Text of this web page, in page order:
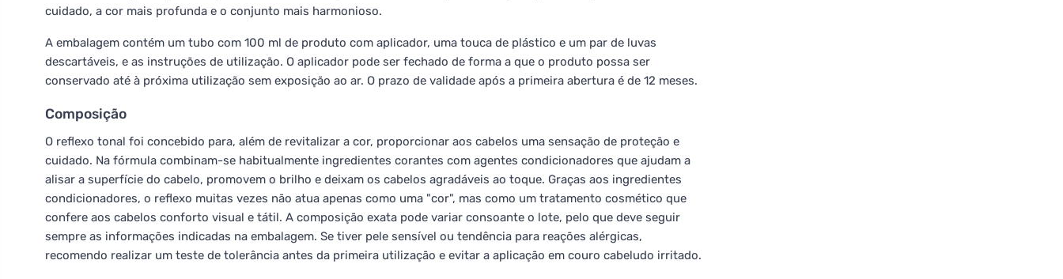
cuidado, a cor mais profunda e o conjunto mais harmonioso.
A embalagem contém um tubo com 100 ml de produto com aplicador, uma touca de plástico e um par de luvas
descartáveis, e as instruções de utilização. O aplicador pode ser fechado de forma a que o produto possa ser
conservado até à próxima utilização sem exposição ao ar. O prazo de validade após a primeira abertura é de 12 meses.
Composição
O reflexo tonal foi concebido para, além de revitalizar a cor, proporcionar aos cabelos uma sensação de proteção e
cuidado. Na fórmula combinam-se habitualmente ingredientes corantes com agentes condicionadores que ajudam a
alisar a superfície do cabelo, promovem o brilho e deixam os cabelos agradáveis ao toque. Graças aos ingredientes
condicionadores, o reflexo muitas vezes não atua apenas como uma "cor", mas como um tratamento cosmético que
confere aos cabelos conforto visual e tátil. A composição exata pode variar consoante o lote, pelo que deve seguir
sempre as informações indicadas na embalagem. Se tiver pele sensível ou tendência para reações alérgicas,
recomendo realizar um teste de tolerância antes da primeira utilização e evitar a aplicação em couro cabeludo irritado.